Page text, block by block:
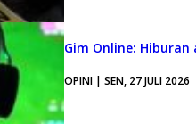
Gim Online:
OPINI | SEN, 27 JULI 2026